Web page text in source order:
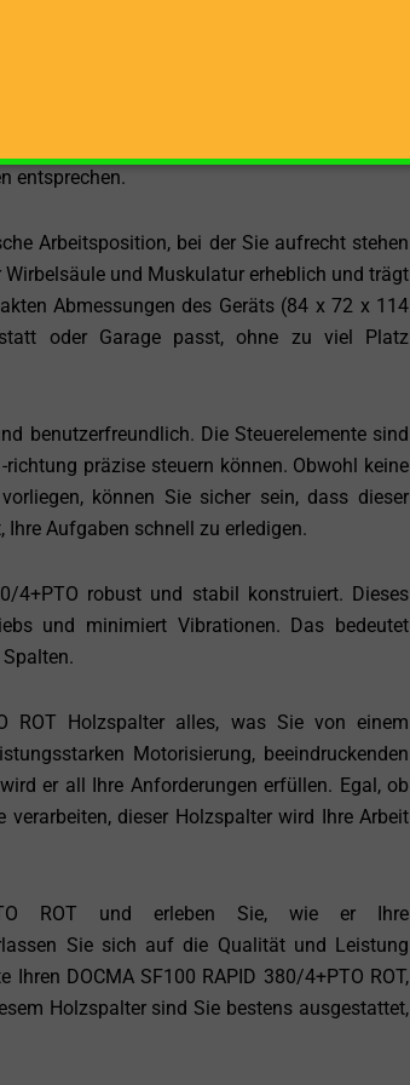
maximalen Spaltkraft von 8 Tonnen. Das
Sie es mit Hartholz oder weichem Holz zu tun
Effizienz. Sie können sich darauf verlassen,
entsprechen.
Arbeitsposition, bei der Sie aufrecht stehen
und Muskulatur erheblich und trägt
Abmessungen des Geräts (84 x 72 x 114
oder Garage passt, ohne zu viel Platz
benutzerfreundlich. Die Steuerelemente sind
präzise steuern können. Obwohl keine
können Sie sicher sein, dass dieser
Aufgaben schnell zu erledigen.
4+PTO robust und stabil konstruiert. Dieses
und minimiert Vibrationen. Das bedeutet
ROT Holzspalter alles, was Sie von einem
Motorisierung, beeindruckenden
er all Ihre Anforderungen erfüllen. Egal, ob
dieser Holzspalter wird Ihre Arbeit
ROT und erleben Sie, wie er Ihre
Sie sich auf die Qualität und Leistung
DOCMA SF100 RAPID 380/4+PTO ROT,
Holzspalter sind Sie bestens ausgestattet,